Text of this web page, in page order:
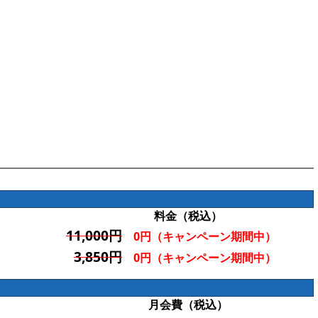
料金（税込）
11,000円 0円（キャンペーン期間中）
3,850円 0円（キャンペーン期間中）
月会費（税込）